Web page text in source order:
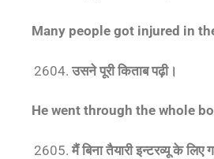
Many people got injured in
उसने पूरी किताब पढ़ी।
He went through the whole
मैं बिना तैयारी इन्टरव्यू के लिए